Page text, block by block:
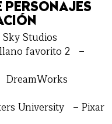
Studios
favorito 2 –
DreamWorks
University – Pixar